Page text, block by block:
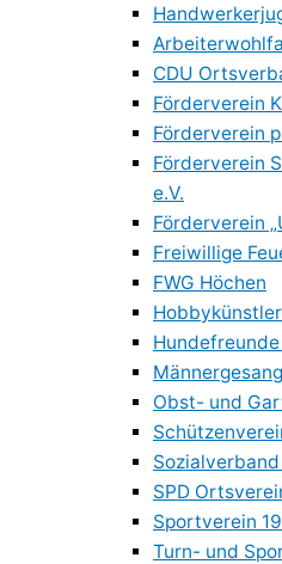
CDU
Förderverein
Förderverein
Förderverein
e.V.
Förderverein
Freiwillige
FWG Höchen
Hobbykünstler
Obst- und
Sozialverband
SPD
Sportverein
Turn- und